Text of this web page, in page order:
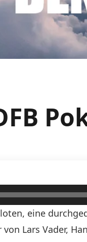
eine
Lars Vader,